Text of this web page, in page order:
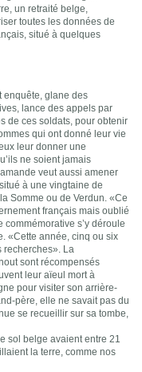
un retraité belge,
toutes les données de
situé à quelques
enquête, glane des
lance des appels par
de ces soldats, pour obtenir
qui ont donné leur vie
leur donner une
ne soient jamais
veut aussi amener
à une vingtaine de
Somme ou de Verdun. «Ce
français mais oublié
s’y déroule
«Cette année, cinq ou six
recherches». La
sont récompensés
leur aïeul mort à
pour visiter son arrière-
père, elle ne savait pas du
se recueillir sur sa tombe,
sol belge avaient entre 21
la terre, comme nos